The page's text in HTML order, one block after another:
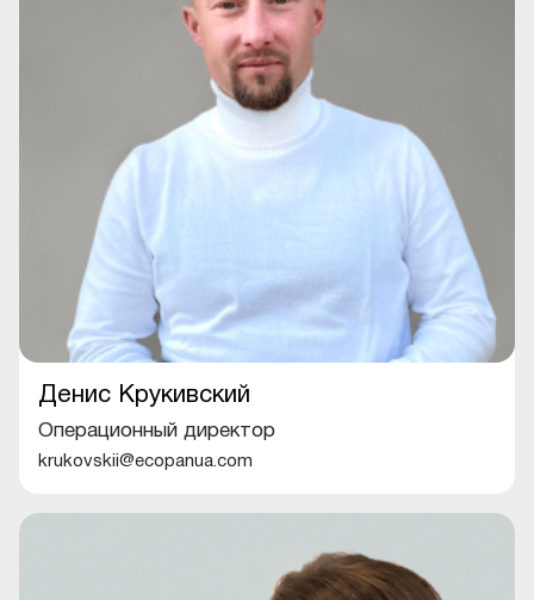
Денис Крукивский
Операционный директор
krukovskii@ecopanua.com